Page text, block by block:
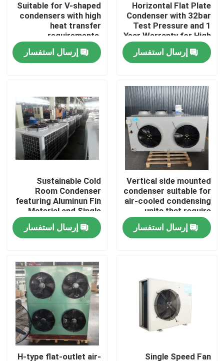
منتجات
معلومات عنا
جولة في المصنع
مراقبة الجودة
اتصل بنا
القضايا
اطلب عرض أسعار
مبخر غرفة التبريد
Horizontal Flat Plate
Condenser with 32bar
Test Pressure and 1
Year Warranty for High
Heat Exchange
Efficiencyإرسال استفسار
Suitable for V-shaped
condensers with high
heat transfer
requirements,
equipped with
3P/380V/50Hz power
supply, meeting the
R507A, R134a, etc
إرسال استفسار
Vertical side mounted
condenser suitable for
air-cooled condensing
units that require
separate installation
of condenser and
compressor
إرسال استفسار
Sustainable Cold
Room Condenser
featuring Aluminun Fin
Material and Single
Speed Fan Motor
إرسال استفسار
Single Speed Fan
H-type flat-outlet air-